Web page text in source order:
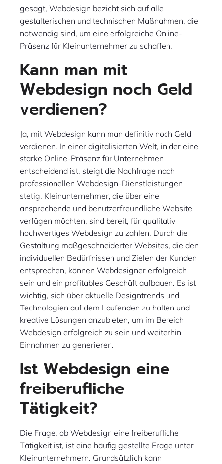
gesagt, Webdesign bezieht sich auf alle
gestalterischen und technischen Maßnahmen, die
notwendig sind, um eine erfolgreiche Online-
Präsenz für Kleinunternehmer zu schaffen.
Kann man mit
Webdesign noch Geld
verdienen?
Ja, mit Webdesign kann man definitiv noch Geld
verdienen. In einer digitalisierten Welt, in der eine
starke Online-Präsenz für Unternehmen
entscheidend ist, steigt die Nachfrage nach
professionellen Webdesign-Dienstleistungen
stetig. Kleinunternehmer, die über eine
ansprechende und benutzerfreundliche Website
verfügen möchten, sind bereit, für qualitativ
hochwertiges Webdesign zu zahlen. Durch die
Gestaltung maßgeschneiderter Websites, die den
individuellen Bedürfnissen und Zielen der Kunden
entsprechen, können Webdesigner erfolgreich
sein und ein profitables Geschäft aufbauen. Es ist
wichtig, sich über aktuelle Designtrends und
Technologien auf dem Laufenden zu halten und
kreative Lösungen anzubieten, um im Bereich
Webdesign erfolgreich zu sein und weiterhin
Einnahmen zu generieren.
Ist Webdesign eine
freiberufliche
Tätigkeit?
Die Frage, ob Webdesign eine freiberufliche
Tätigkeit ist, ist eine häufig gestellte Frage unter
Kleinunternehmern. Grundsätzlich kann